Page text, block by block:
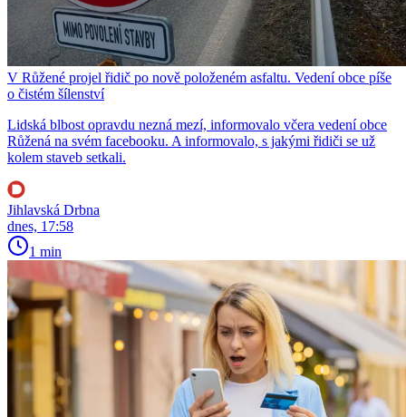
V Růžené projel řidič po nově položeném asfaltu. Vedení obce píše
o čistém šílenství
Lidská blbost opravdu nezná mezí, informovalo včera vedení obce
Růžená na svém facebooku. A informovalo, s jakými řidiči se už
kolem staveb setkali.
Jihlavská Drbna
dnes, 17:58
1 min